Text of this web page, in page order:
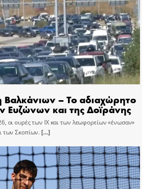
– Το αδιαχώρητο
Ευζώνων και της Δοϊράνης
οι ουρές των ΙΧ και των λεωφορείων «ένωσαν»
των Σκοπίων.[…]